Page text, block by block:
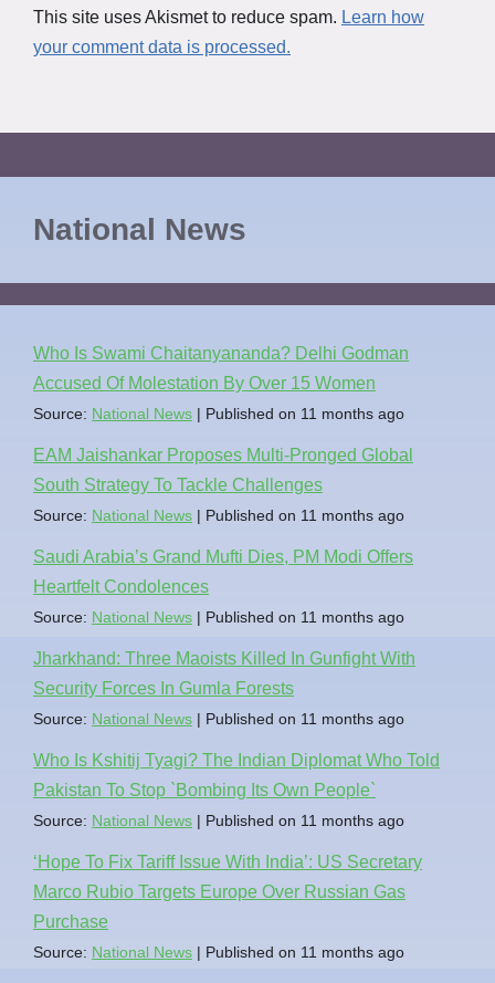
This site uses Akismet to reduce spam. Learn how
your comment data is processed.
National News
Who Is Swami Chaitanyananda? Delhi Godman
Accused Of Molestation By Over 15 Women
Source: National News Published on 11 months ago
EAM Jaishankar Proposes Multi-Pronged Global
South Strategy To Tackle Challenges
Source: National News Published on 11 months ago
Saudi Arabia’s Grand Mufti Dies, PM Modi Offers
Heartfelt Condolences
Source: National News Published on 11 months ago
Jharkhand: Three Maoists Killed In Gunfight With
Security Forces In Gumla Forests
Source: National News Published on 11 months ago
Who Is Kshitij Tyagi? The Indian Diplomat Who Told
Pakistan To Stop `Bombing Its Own People`
Source: National News Published on 11 months ago
‘Hope To Fix Tariff Issue With India’: US Secretary
Marco Rubio Targets Europe Over Russian Gas
Purchase
Source: National News Published on 11 months ago